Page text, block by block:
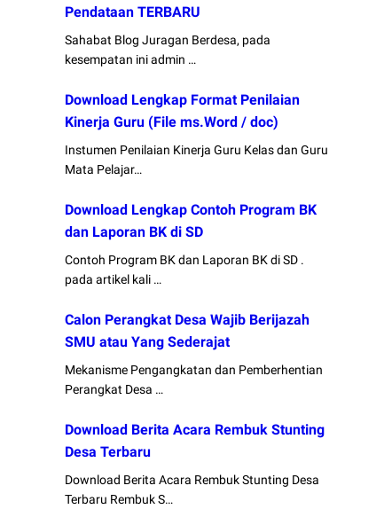
Pendataan TERBARU
Sahabat Blog Juragan Berdesa, pada
kesempatan ini admin …
Download Lengkap Format Penilaian
Kinerja Guru (File ms.Word / doc)
Instumen Penilaian Kinerja Guru Kelas dan Guru
Mata Pelajar…
Download Lengkap Contoh Program BK
dan Laporan BK di SD
Contoh Program BK dan Laporan BK di SD .
pada artikel kali …
Calon Perangkat Desa Wajib Berijazah
SMU atau Yang Sederajat
Mekanisme Pengangkatan dan Pemberhentian
Perangkat Desa …
Download Berita Acara Rembuk Stunting
Desa Terbaru
Download Berita Acara Rembuk Stunting Desa
Terbaru Rembuk S…